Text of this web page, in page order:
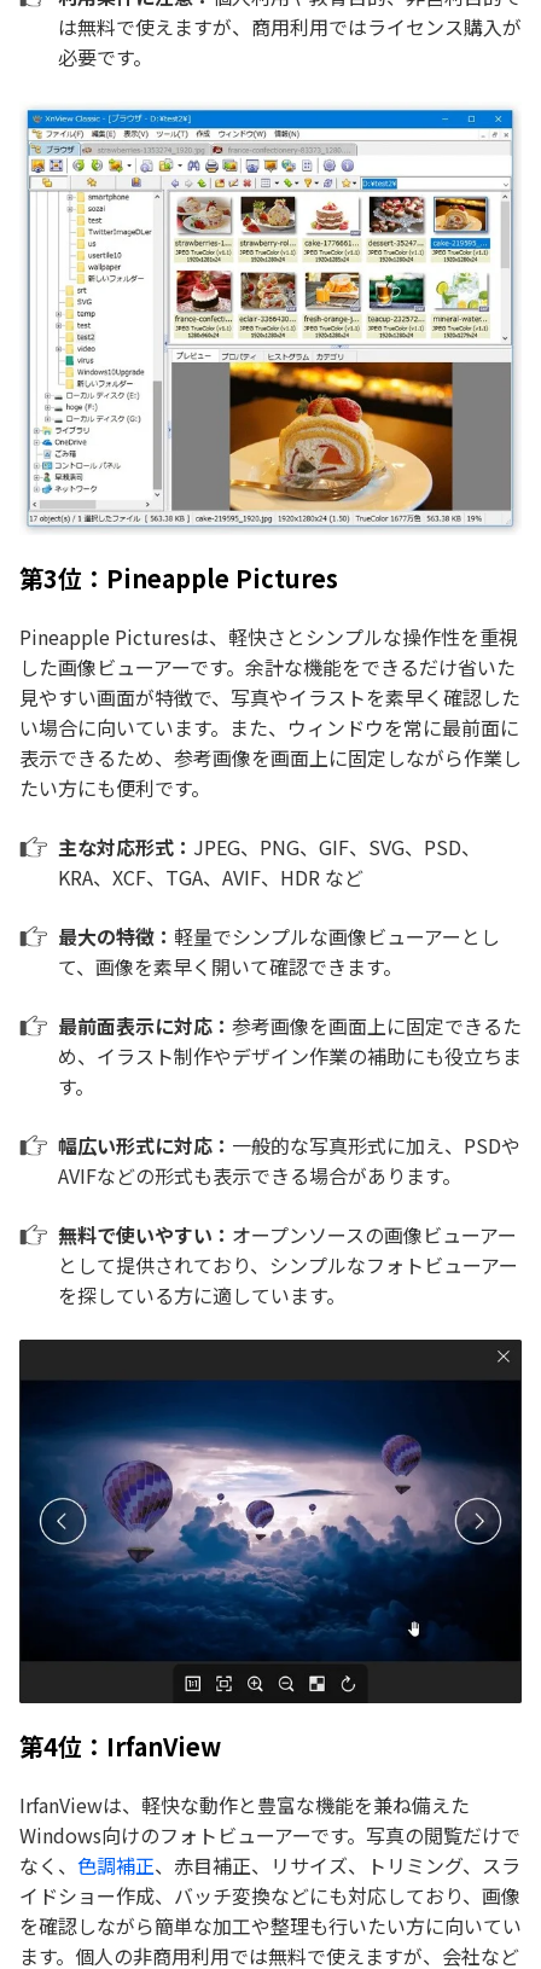
は無料で使えますが、商用利用ではライセンス購入が
必要です。
第3位：Pineapple Pictures
Pineapple Picturesは、軽快さとシンプルな操作性を重視
した画像ビューアーです。余計な機能をできるだけ省いた
見やすい画面が特徴で、写真やイラストを素早く確認した
い場合に向いています。また、ウィンドウを常に最前面に
表示できるため、参考画像を画面上に固定しながら作業し
たい方にも便利です。
主な対応形式： JPEG、PNG、GIF、SVG、PSD、
KRA、XCF、TGA、AVIF、HDR など
最大の特徴： 軽量でシンプルな画像ビューアーとし
て、画像を素早く開いて確認できます。
最前面表示に対応： 参考画像を画面上に固定できるた
め、イラスト制作やデザイン作業の補助にも役立ちま
す。
幅広い形式に対応： 一般的な写真形式に加え、PSDや
AVIFなどの形式も表示できる場合があります。
無料で使いやすい： オープンソースの画像ビューアー
として提供されており、シンプルなフォトビューアー
を探している方に適しています。
第4位：IrfanView
IrfanViewは、軽快な動作と豊富な機能を兼ね備えた
Windows向けのフォトビューアーです。写真の閲覧だけで
なく、 色調補正、赤目補正、リサイズ、トリミング、スラ
イドショー作成、バッチ変換などにも対応しており、画像
を確認しながら簡単な加工や整理も行いたい方に向いてい
ます。個人の非商用利用では無料で使えますが、会社など